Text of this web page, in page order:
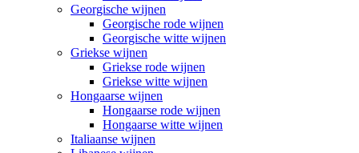
Georgische wijnen
Georgische rode wijnen
Georgische witte wijnen
Griekse wijnen
Griekse rode wijnen
Griekse witte wijnen
Hongaarse wijnen
Hongaarse rode wijnen
Hongaarse witte wijnen
Italiaanse wijnen